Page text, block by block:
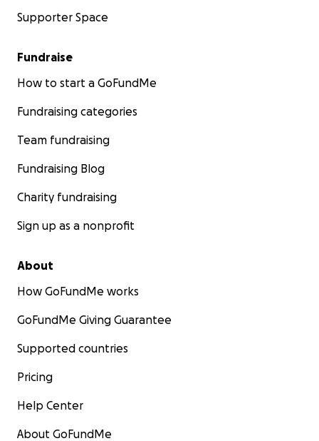
Supporter Space
Fundraise
How to start a GoFundMe
Fundraising categories
Team fundraising
Fundraising Blog
Charity fundraising
Sign up as a nonprofit
About
How GoFundMe works
GoFundMe Giving Guarantee
Supported countries
Pricing
Help Center
About GoFundMe